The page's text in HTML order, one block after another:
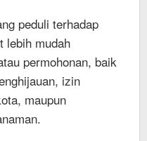
peduli terhadap
lebih mudah
permohonan, baik
izin
maupun